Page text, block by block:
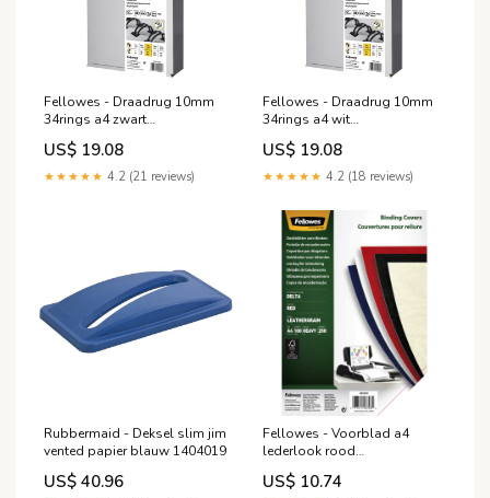
Fellowes - Draadrug 10mm
34rings a4 zwart
8712453097415
US$ 19.08
★★★★★ 4.2 (21 reviews)
Fellowes - Draadrug 10mm
34rings a4 wit
5410091264826
US$ 19.08
★★★★★ 4.2 (18 reviews)
Rubbermaid - Deksel slim jim
vented papier blauw 1404019
US$ 40.96
Fellowes - Voorblad a4
lederlook rood
4002432119059
US$ 10.74